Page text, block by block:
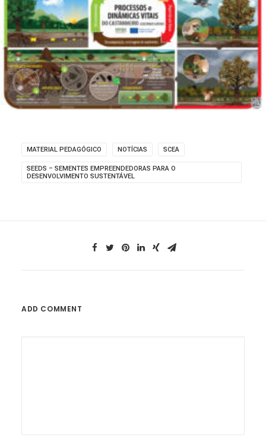
MATERIAL PEDAGÓGICO NOTÍCIAS SCEA
SEEDS – SEMENTES EMPREENDEDORAS PARA O
DESENVOLVIMENTO SUSTENTÁVEL
ADD COMMENT